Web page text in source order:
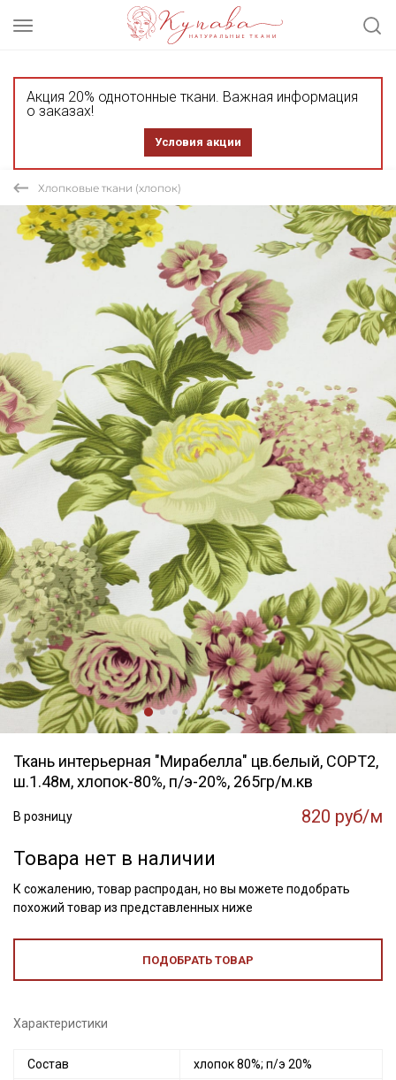
Акция 20% однотонные ткани. Важная информация
о заказах!
Условия акции
Хлопковые ткани (хлопок)
Ткань интерьерная "Мирабелла" цв.белый, СОРТ2,
ш.1.48м, хлопок-80%, п/э-20%, 265гр/м.кв
В розницу 820 руб/м
Товара нет в наличии
К сожалению, товар распродан, но вы можете подобрать
похожий товар из представленных ниже
ПОДОБРАТЬ ТОВАР
Характеристики
Состав хлопок 80%; п/э 20%